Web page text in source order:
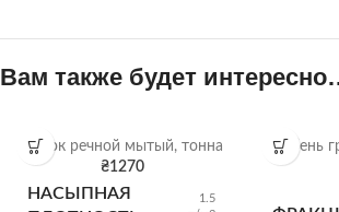
Вам также будет
Песок речной мытый, тонна
₴1270
НАСЫПНАЯ
1.5
Щебень